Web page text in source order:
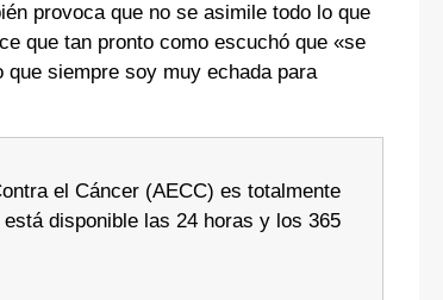
provoca que no se asimile todo lo que
que tan pronto como escuchó que «se
siempre soy muy echada para
el Cáncer (AECC) es totalmente
está disponible las 24 horas y los 365